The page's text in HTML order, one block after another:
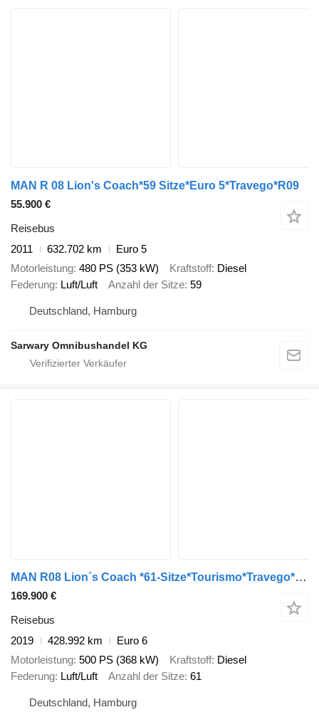
MAN R 08 Lion's Coach*59 Sitze*Euro 5*Travego*R09
55.900 €
Reisebus
2011
632.702 km
Euro 5
Motorleistung 480 PS (353 kW) Kraftstoff Diesel
Federung Luft/Luft Anzahl der Sitze 59
Deutschland, Hamburg
Sarwary Omnibushandel KG
MAN R08 Lion´s Coach *61-Sitze*Tourismo*Travego*R09*
169.900 €
Reisebus
2019
428.992 km
Euro 6
Motorleistung 500 PS (368 kW) Kraftstoff Diesel
Federung Luft/Luft Anzahl der Sitze 61
Deutschland, Hamburg